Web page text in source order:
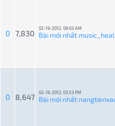
0 7,830
02-19-2012, 09:03 AM
Bài mới nhất:
0 8,647 02-16-2012, 03:53 PM
Bài mới nhất: